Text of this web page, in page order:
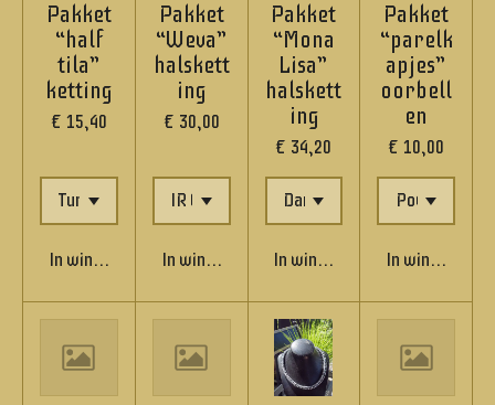
Pakket
“half
tila”
ketting
€ 15,40
In winkelwagen
Pakket
“Weva”
halskett
ing
€ 30,00
In winkelwagen
Pakket
“Mona
Lisa”
halskett
ing
€ 34,20
In winkelwagen
Pakket
“parelk
apjes”
oorbell
en
€ 10,00
In